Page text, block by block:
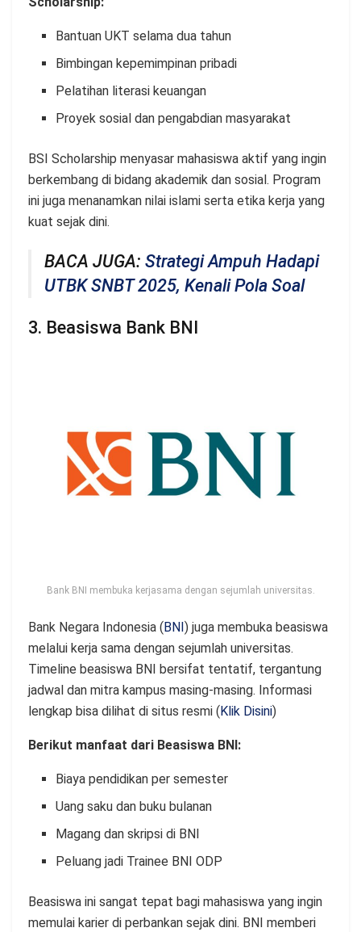
Bantuan UKT selama dua tahun
Bimbingan kepemimpinan pribadi
Pelatihan literasi keuangan
Proyek sosial dan pengabdian masyarakat
BSI Scholarship menyasar mahasiswa aktif yang ingin
berkembang di bidang akademik dan sosial. Program
ini juga menanamkan nilai islami serta etika kerja yang
kuat sejak dini.
BACA JUGA: Strategi Ampuh Hadapi
UTBK SNBT 2025, Kenali Pola Soal
3. Beasiswa Bank BNI
Bank BNI membuka kerjasama dengan sejumlah universitas.
Bank Negara Indonesia ( BNI ) juga membuka beasiswa
melalui kerja sama dengan sejumlah universitas.
Timeline beasiswa BNI bersifat tentatif, tergantung
jadwal dan mitra kampus masing-masing. Informasi
lengkap bisa dilihat di situs resmi ( Klik Disini)
Berikut manfaat dari Beasiswa BNI:
Biaya pendidikan per semester
Uang saku dan buku bulanan
Magang dan skripsi di BNI
Peluang jadi Trainee BNI ODP
Beasiswa ini sangat tepat bagi mahasiswa yang ingin
memulai karier di perbankan sejak dini. BNI memberi